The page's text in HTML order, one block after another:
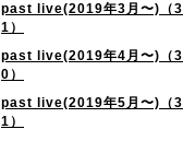
past live(2019年3月〜)（3
1）
past live(2019年4月〜)（3
0）
past live(2019年5月〜)（3
1）